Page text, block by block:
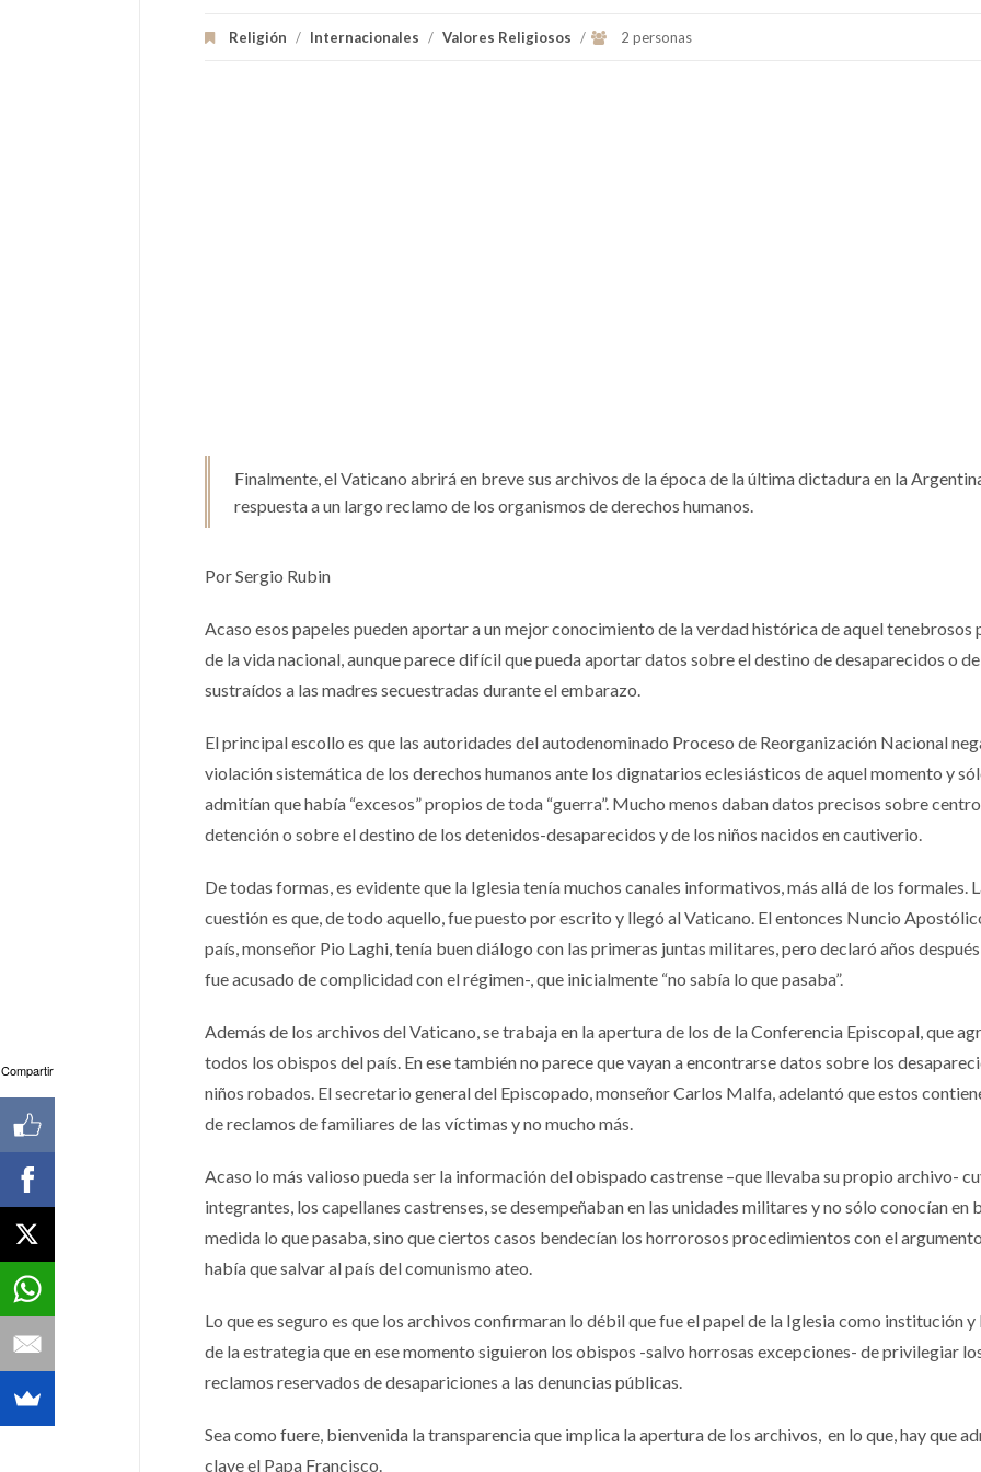
Religión / Internacionales / Valores Religiosos / 2 personas
Finalmente, el Vaticano abrirá en breve sus archivos de la época de la última dictadura en la
respuesta a un largo reclamo de los organismos de derechos humanos.
Por Sergio Rubin
Acaso esos papeles pueden aportar a un mejor conocimiento de la verdad histórica de aquel tenebrosos
de la vida nacional, aunque parece difícil que pueda aportar datos sobre el destino de desaparecidos o
sustraídos a las madres secuestradas durante el embarazo.
El principal escollo es que las autoridades del autodenominado Proceso de Reorganización Nacional
violación sistemática de los derechos humanos ante los dignatarios eclesiásticos de aquel momento y
admitían que había “excesos” propios de toda “guerra”. Mucho menos daban datos precisos sobre
detención o sobre el destino de los detenidos-desaparecidos y de los niños nacidos en cautiverio.
De todas formas, es evidente que la Iglesia tenía muchos canales informativos, más allá de los formales.
cuestión es que, de todo aquello, fue puesto por escrito y llegó al Vaticano. El entonces Nuncio
país, monseñor Pio Laghi, tenía buen diálogo con las primeras juntas militares, pero declaró años
fue acusado de complicidad con el régimen-, que inicialmente “no sabía lo que pasaba”.
Además de los archivos del Vaticano, se trabaja en la apertura de los de la Conferencia Episcopal, que
todos los obispos del país. En ese también no parece que vayan a encontrarse datos sobre los
niños robados. El secretario general del Episcopado, monseñor Carlos Malfa, adelantó que estos
de reclamos de familiares de las víctimas y no mucho más.
Acaso lo más valioso pueda ser la información del obispado castrense –que llevaba su propio archivo-
integrantes, los capellanes castrenses, se desempeñaban en las unidades militares y no sólo conocían en
medida lo que pasaba, sino que ciertos casos bendecían los horrorosos procedimientos con el
había que salvar al país del comunismo ateo.
Lo que es seguro es que los archivos confirmaran lo débil que fue el papel de la Iglesia como institución
de la estrategia que en ese momento siguieron los obispos -salvo horrosas excepciones- de privilegiar
reclamos reservados de desapariciones a las denuncias públicas.
Sea como fuere, bienvenida la transparencia que implica la apertura de los archivos, en lo que, hay que
clave el Papa Francisco.
Compartir